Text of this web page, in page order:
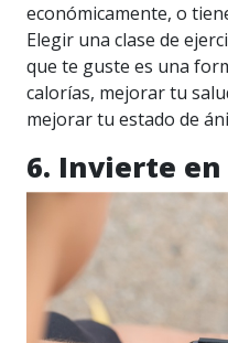
económicamente, o
Elegir una clase de
que te guste es una
calorías, mejorar tu
mejorar tu estado de
6. Invierte